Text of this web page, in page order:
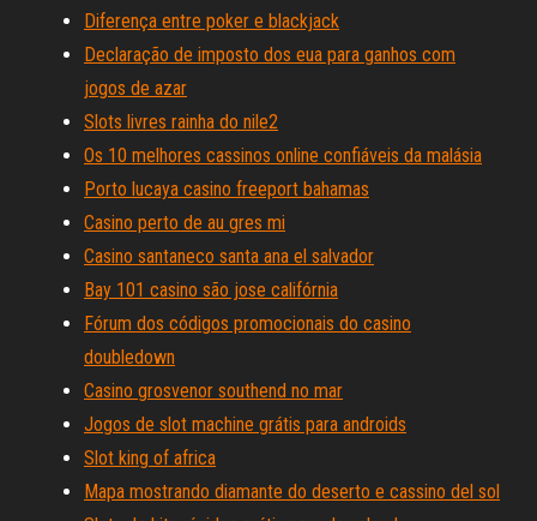
Diferença entre poker e blackjack
Declaração de imposto dos eua para ganhos com
jogos de azar
Slots livres rainha do nile2
Os 10 melhores cassinos online confiáveis ​​da malásia
Porto lucaya casino freeport bahamas
Casino perto de au gres mi
Casino santaneco santa ana el salvador
Bay 101 casino são jose califórnia
Fórum dos códigos promocionais do casino
doubledown
Casino grosvenor southend no mar
Jogos de slot machine grátis para androids
Slot king of africa
Mapa mostrando diamante do deserto e cassino del sol